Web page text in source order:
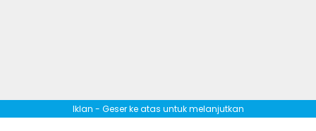
Iklan - Geser ke atas untuk melanjutkan